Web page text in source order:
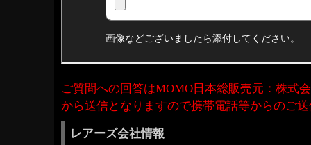
ご質問への回答はMOMO日本総販売元：株式
から送信となりますので携帯電話等からのご
レアーズ会社情報